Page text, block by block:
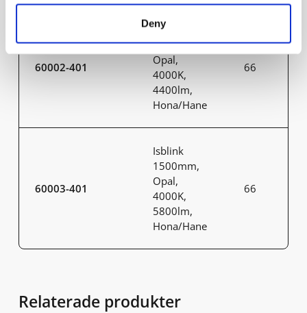
Deny
60002-401
Isblink
1200mm,
Opal,
4000K,
4400lm,
Hona/Hane
66
60003-401
Isblink
1500mm,
Opal,
4000K,
5800lm,
Hona/Hane
66
Relaterade produkter